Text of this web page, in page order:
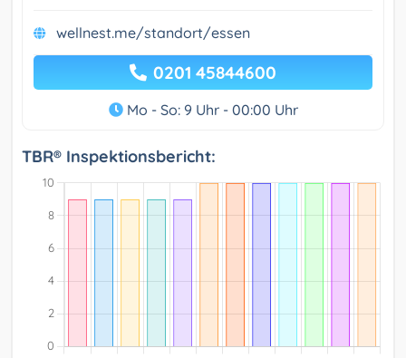
wellnest.me/standort/essen
0201 45844600
Mo - So: 9 Uhr - 00:00 Uhr
TBR® Inspektionsbericht: